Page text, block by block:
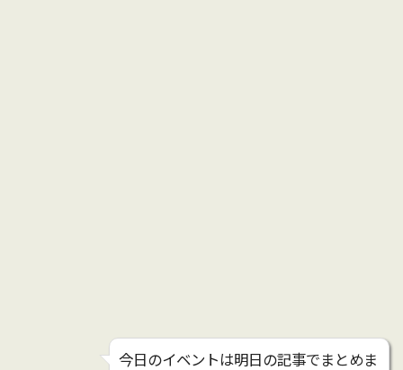
今日のイベントは明日の記事でまとめま